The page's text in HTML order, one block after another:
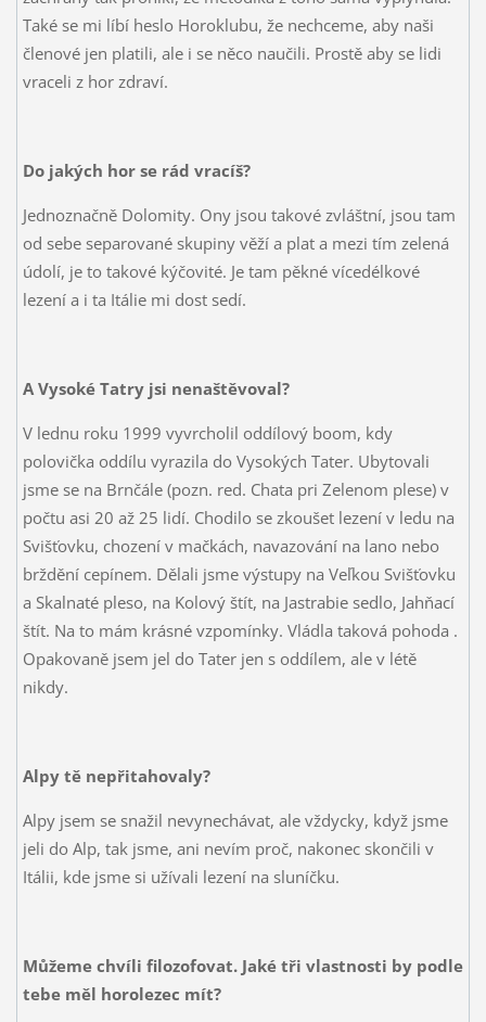
Také se mi líbí heslo Horoklubu, že nechceme, aby naši
členové jen platili, ale i se něco naučili. Prostě aby se lidi
vraceli z hor zdraví.
Do jakých hor se rád vracíš?
Jednoznačně Dolomity. Ony jsou takové zvláštní, jsou tam
od sebe separované skupiny věží a plat a mezi tím zelená
údolí, je to takové kýčovité. Je tam pěkné vícedélkové
lezení a i ta Itálie mi dost sedí.
A Vysoké Tatry jsi nenaštěvoval?
V lednu roku 1999 vyvrcholil oddílový boom, kdy
polovička oddílu vyrazila do Vysokých Tater. Ubytovali
jsme se na Brnčále (pozn. red. Chata pri Zelenom plese) v
počtu asi 20 až 25 lidí. Chodilo se zkoušet lezení v ledu na
Svišťovku, chození v mačkách, navazování na lano nebo
brždění cepínem. Dělali jsme výstupy na Veľkou Svišťovku
a Skalnaté pleso, na Kolový štít, na Jastrabie sedlo, Jahňací
štít. Na to mám krásné vzpomínky. Vládla taková pohoda .
Opakovaně jsem jel do Tater jen s oddílem, ale v létě
nikdy.
Alpy tě nepřitahovaly?
Alpy jsem se snažil nevynechávat, ale vždycky, když jsme
jeli do Alp, tak jsme, ani nevím proč, nakonec skončili v
Itálii, kde jsme si užívali lezení na sluníčku.
Můžeme chvíli filozofovat. Jaké tři vlastnosti by podle
tebe měl horolezec mít?